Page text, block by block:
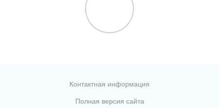
Контактная информация
Полная версия сайта